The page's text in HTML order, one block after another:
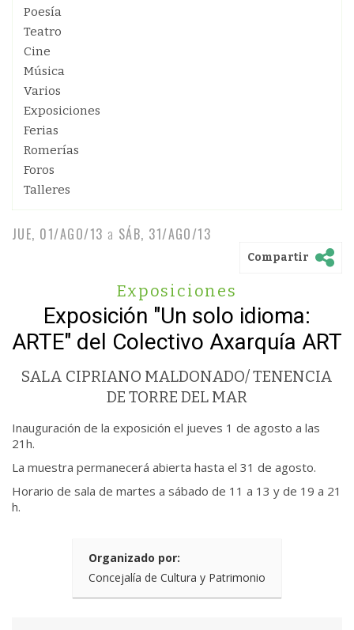
Poesía
Teatro
Cine
Música
Varios
Exposiciones
Ferias
Romerías
Foros
Talleres
JUE, 01/AGO/13 a SÁB, 31/AGO/13
Compartir
Exposiciones
Exposición "Un solo idioma:
ARTE" del Colectivo Axarquía ART
SALA CIPRIANO MALDONADO/ TENENCIA
DE TORRE DEL MAR
Inauguración de la exposición el jueves 1 de agosto a las
21h.
La muestra permanecerá abierta hasta el 31 de agosto.
Horario de sala de martes a sábado de 11 a 13 y de 19 a 21
h.
Organizado por:
Concejalía de Cultura y Patrimonio